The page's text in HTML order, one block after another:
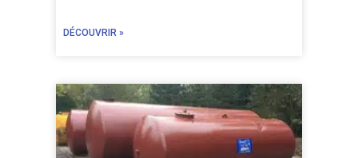
DÉCOUVRIR »